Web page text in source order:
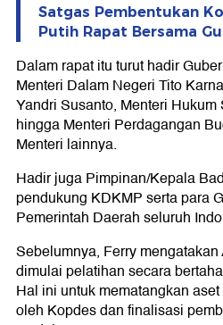
Satgas Pembentukan
Putih Rapat Bersama
Dalam rapat itu turut hadir
Menteri Dalam Negeri Tito
Yandri Susanto, Menteri Hukum
hingga Menteri Perdagangan
Menteri lainnya.
Hadir juga Pimpinan/Kepala
pendukung KDKMP serta para
Pemerintah Daerah seluruh
Sebelumnya, Ferry
dimulai pelatihan secara
Hal ini untuk mematangkan
oleh Kopdes dan finalisasi